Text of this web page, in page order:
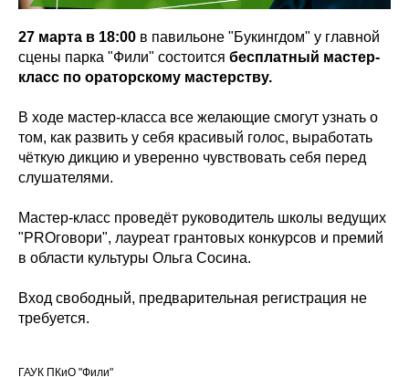
27 марта в 18:00 в павильоне "Букингдом" у главной
сцены парка "Фили" состоится бесплатный мастер-
класс по ораторскому мастерству.
В ходе мастер-класса все желающие смогут узнать о
том, как развить у себя красивый голос, выработать
чёткую дикцию и уверенно чувствовать себя перед
слушателями.
Мастер-класс проведёт руководитель школы ведущих
"PROговори", лауреат грантовых конкурсов и премий
в области культуры Ольга Сосина.
Вход свободный, предварительная регистрация не
требуется.
ГАУК ПКиО "Фили"